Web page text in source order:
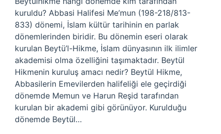
kuruldu? Abbasi Halifesi Me’mun (198-218/813-
833) dönemi, İslam kültür tarihinin en parlak
dönemlerinden biridir. Bu dönemin eseri olarak
kurulan Beytü’l-Hikme, İslam dünyasının ilk ilimler
akademisi olma özelliğini taşımaktadır. Beytül
Hikmenin kuruluş amacı nedir? Beytül Hikme,
Abbasilerin Emevilerden halifeliği ele geçirdiği
dönemde Memun ve Harun Reşid tarafından
kurulan bir akademi gibi görünüyor. Kurulduğu
dönemde Beytül…